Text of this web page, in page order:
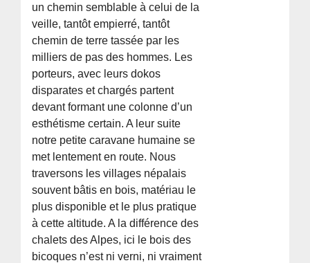
un chemin semblable à celui de la
veille, tantôt empierré, tantôt
chemin de terre tassée par les
milliers de pas des hommes. Les
porteurs, avec leurs dokos
disparates et chargés partent
devant formant une colonne d’un
esthétisme certain. A leur suite
notre petite caravane humaine se
met lentement en route. Nous
traversons les villages népalais
souvent bâtis en bois, matériau le
plus disponible et le plus pratique
à cette altitude. A la différence des
chalets des Alpes, ici le bois des
bicoques n’est ni verni, ni vraiment